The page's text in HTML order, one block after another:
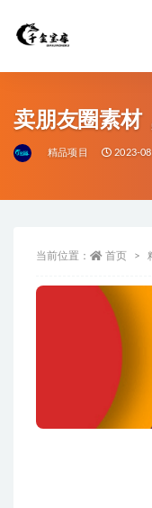
卖朋友圈素材
精品项目 2023-
当前位置： 首页